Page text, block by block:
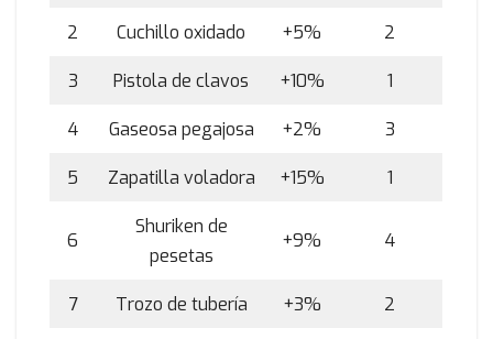
2 Cuchillo oxidado +5% 2
3 Pistola de clavos +10% 1
4 Gaseosa pegajosa +2% 3
5 Zapatilla voladora +15% 1
6
Shuriken de
pesetas
+9% 4
7 Trozo de tubería +3% 2